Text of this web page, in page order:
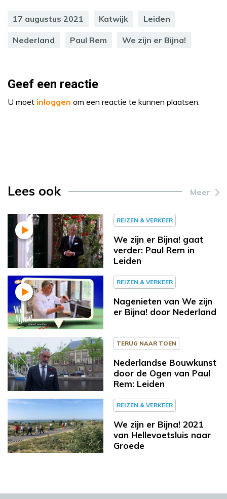
17 augustus 2021 Katwijk Leiden
Nederland Paul Rem We zijn er Bijna!
Geef een reactie
U moet inloggen om een reactie te kunnen plaatsen.
Lees ook Meer
REIZEN & VERKEER
We zijn er Bijna! gaat
verder: Paul Rem in
Leiden
REIZEN & VERKEER
Nagenieten van We zijn
er Bijna! door Nederland
TERUG NAAR TOEN
Nederlandse Bouwkunst
door de Ogen van Paul
Rem: Leiden
REIZEN & VERKEER
We zijn er Bijna! 2021
van Hellevoetsluis naar
Groede